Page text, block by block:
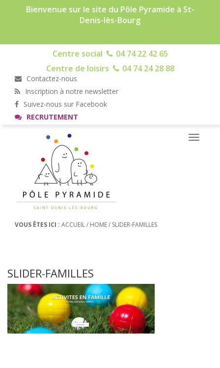
Bienvenue sur le site du Pôle Pyramide à St-
Denis-lès-Bourg
Centre social
04 74 22 42 65
Centre de loisirs
04 74 24 28 88
Contactez-nous
Inscription à notre newsletter
Suivez-nous sur Facebook
RECRUTEMENT
Toggle
VOUS ÊTES ICI : ACCUEIL/ HOME/ SLIDER-FAMILLES
SLIDER-FAMILLES